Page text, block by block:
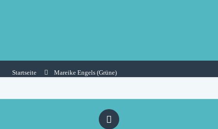
Startseite Mareike Engels (Grüne)